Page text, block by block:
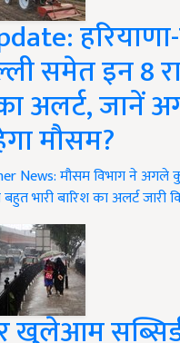
समेत इन 8
अलर्ट, जानें
मौसम?
News: मौसम विभाग ने
बहुत भारी बारिश का अलर्ट
खुलेआम